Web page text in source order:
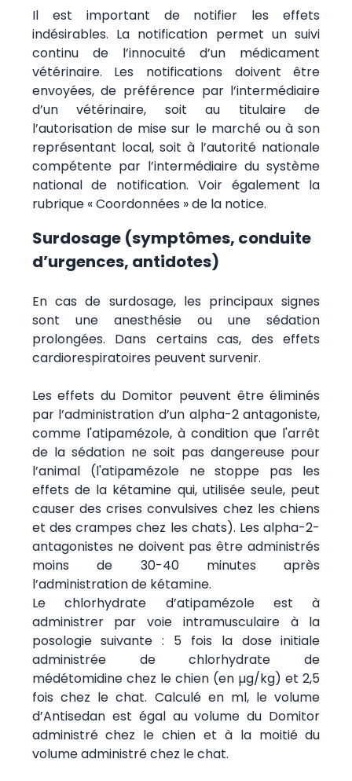
Il est important de notifier les effets
indésirables. La notification permet un suivi
continu de l’innocuité d’un médicament
vétérinaire. Les notifications doivent être
envoyées, de préférence par l’intermédiaire
d’un vétérinaire, soit au titulaire de
l’autorisation de mise sur le marché ou à son
représentant local, soit à l’autorité nationale
compétente par l’intermédiaire du système
national de notification. Voir également la
rubrique « Coordonnées » de la notice.
Surdosage (symptômes, conduite
d’urgences, antidotes)
En cas de surdosage, les principaux signes
sont une anesthésie ou une sédation
prolongées. Dans certains cas, des effets
cardiorespiratoires peuvent survenir.
Les effets du Domitor peuvent être éliminés
par l’administration d’un alpha-2 antagoniste,
comme l'atipamézole, à condition que l'arrêt
de la sédation ne soit pas dangereuse pour
l’animal (l'atipamézole ne stoppe pas les
effets de la kétamine qui, utilisée seule, peut
causer des crises convulsives chez les chiens
et des crampes chez les chats). Les alpha-2-
antagonistes ne doivent pas être administrés
moins de 30-40 minutes après
l’administration de kétamine.
Le chlorhydrate d’atipamézole est à
administrer par voie intramusculaire à la
posologie suivante : 5 fois la dose initiale
administrée de chlorhydrate de
médétomidine chez le chien (en µg/kg) et 2,5
fois chez le chat. Calculé en ml, le volume
d’Antisedan est égal au volume du Domitor
administré chez le chien et à la moitié du
volume administré chez le chat.